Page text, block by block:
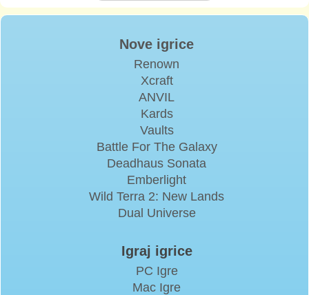
Nove igrice
Renown
Xcraft
ANVIL
Kards
Vaults
Battle For The Galaxy
Deadhaus Sonata
Emberlight
Wild Terra 2: New Lands
Dual Universe
Igraj igrice
PC Igre
Mac Igre